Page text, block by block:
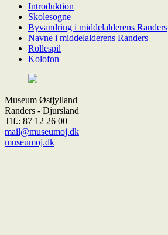
Introduktion
Skolesogne
Byvandring i middelalderens Randers
Navne i middelalderens Randers
Rollespil
Kolofon
Museum Østjylland
Randers - Djursland
Tlf.: 87 12 26 00
mail@museumoj.dk
museumoj.dk